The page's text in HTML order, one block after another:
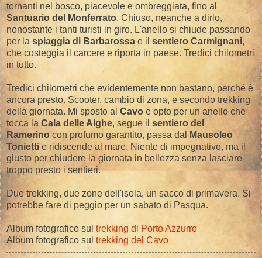
tornanti nel bosco, piacevole e ombreggiata, fino al
Santuario del Monferrato. Chiuso, neanche a dirlo,
nonostante i tanti turisti in giro. L'anello si chiude passando
per la spiaggia di Barbarossa e il sentiero Carmignani,
che costeggia il carcere e riporta in paese. Tredici chilometri
in tutto.
Tredici chilometri che evidentemente non bastano, perché è
ancora presto. Scooter, cambio di zona, e secondo trekking
della giornata. Mi sposto al Cavo e opto per un anello che
tocca la Cala delle Alghe, segue il sentiero del
Ramerino con profumo garantito, passa dal
Mausoleo
Tonietti e ridiscende al mare. Niente di impegnativo, ma il
giusto per chiudere la giornata in bellezza senza lasciare
troppo presto i sentieri.
Due trekking, due zone dell'isola, un sacco di primavera. Si
potrebbe fare di peggio per un sabato di Pasqua.
Album fotografico sul trekking di Porto Azzurro
Album fotografico sul trekking del Cavo